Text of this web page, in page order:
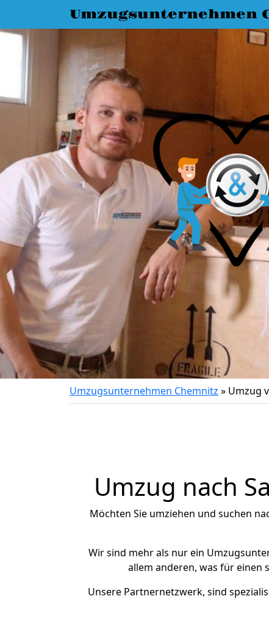
Umzugsunternehmen
Umzugsunternehmen Chemnitz » Umzug
Umzug nach
Möchten Sie umziehen und suchen
Wir sind mehr als nur ein
allem anderen, was für einen
Unsere Partnernetzwerk, sind